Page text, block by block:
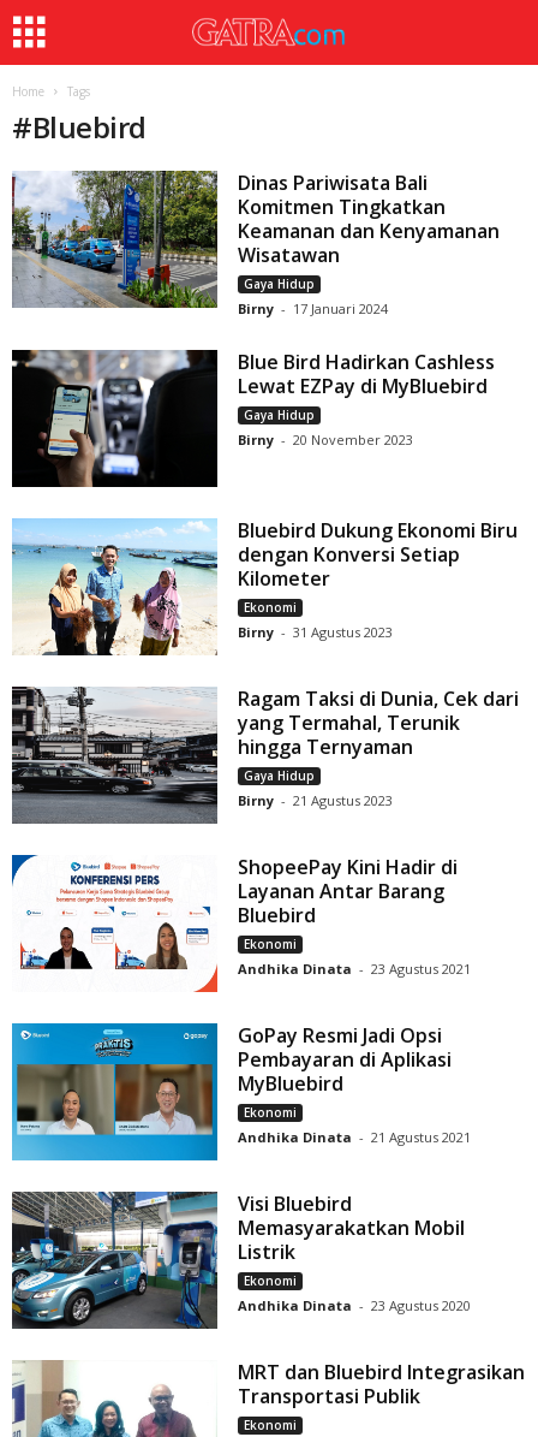
Home Tags
#Bluebird
Dinas Pariwisata Bali
Komitmen Tingkatkan
Keamanan dan Kenyamanan
Wisatawan
Gaya Hidup
Birny - 17 Januari 2024
Blue Bird Hadirkan Cashless
Lewat EZPay di MyBluebird
Gaya Hidup
Birny - 20 November 2023
Bluebird Dukung Ekonomi Biru
dengan Konversi Setiap
Kilometer
Ekonomi
Birny - 31 Agustus 2023
Ragam Taksi di Dunia, Cek dari
yang Termahal, Terunik
hingga Ternyaman
Gaya Hidup
Birny - 21 Agustus 2023
ShopeePay Kini Hadir di
Layanan Antar Barang
Bluebird
Ekonomi
Andhika Dinata - 23 Agustus 2021
GoPay Resmi Jadi Opsi
Pembayaran di Aplikasi
MyBluebird
Ekonomi
Andhika Dinata - 21 Agustus 2021
Visi Bluebird
Memasyarakatkan Mobil
Listrik
Ekonomi
Andhika Dinata - 23 Agustus 2020
MRT dan Bluebird Integrasikan
Transportasi Publik
Ekonomi